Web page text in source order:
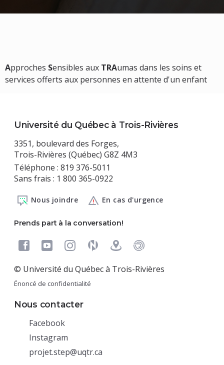
Approches Sensibles aux TRAumas dans les soins et
services offerts aux personnes en attente d'un enfant
Université du Québec à Trois-Rivières
3351, boulevard des Forges,
Trois-Rivières (Québec) G8Z 4M3
Téléphone : 819 376-5011
Sans frais : 1 800 365-0922
Nous joindre En cas d'urgence
Prends part à la conversation!
© Université du Québec à Trois-Rivières
Énoncé de confidentialité
Nous contacter
Facebook(nouvelle
fenêtre)
Instagram(nouvelle
fenêtre)
projet.step@uqtr.ca